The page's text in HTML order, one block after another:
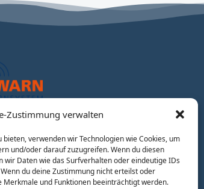
Zustimmung verwalten
verwenden wir Technologien wie Cookies, um
und/oder darauf zuzugreifen. Wenn du diesen
wir Daten wie das Surfverhalten oder eindeutige IDs
du deine Zustimmung nicht erteilst oder
und Funktionen beeinträchtigt werden.